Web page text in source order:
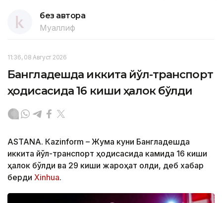
без автора
Муаллиф
11:36, 08 Август 2026
Бангладешда иккита йўл-транспорт
ҳодисасида 16 киши ҳалок бўлди
ASTANА. Кazinform – Жума куни Бангладешда
иккита йўл-транспорт ҳодисасида камида 16 киши
ҳалок бўлди ва 29 киши жароҳат олди, деб хабар
берди Xinhua.